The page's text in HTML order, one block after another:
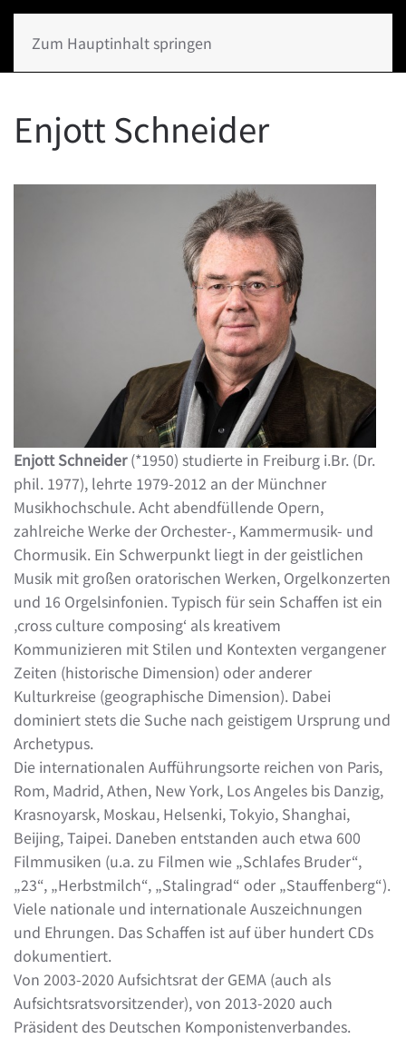
Zum Hauptinhalt springen
Enjott Schneider
Enjott Schneider(*1950) studierte in Freiburg i.Br. (Dr.
phil. 1977), lehrte 1979-2012 an der Münchner
Musikhochschule. Acht abendfüllende Opern,
zahlreiche Werke der Orchester-, Kammermusik- und
Chormusik. Ein Schwerpunkt liegt in der geistlichen
Musik mit großen oratorischen Werken, Orgelkonzerten
und 16 Orgelsinfonien. Typisch für sein Schaffen ist ein
‚cross culture composing‘ als kreativem
Kommunizieren mit Stilen und Kontexten vergangener
Zeiten (historische Dimension) oder anderer
Kulturkreise (geographische Dimension). Dabei
dominiert stets die Suche nach geistigem Ursprung und
Archetypus.
Die internationalen Aufführungsorte reichen von Paris,
Rom, Madrid, Athen, New York, Los Angeles bis Danzig,
Krasnoyarsk, Moskau, Helsenki, Tokyio, Shanghai,
Beijing, Taipei. Daneben entstanden auch etwa 600
Filmmusiken (u.a. zu Filmen wie „Schlafes Bruder“,
„23“, „Herbstmilch“, „Stalingrad“ oder „Stauffenberg“).
Viele nationale und internationale Auszeichnungen
und Ehrungen. Das Schaffen ist auf über hundert CDs
dokumentiert.
Von 2003-2020 Aufsichtsrat der GEMA (auch als
Aufsichtsratsvorsitzender), von 2013-2020 auch
Präsident des Deutschen Komponistenverbandes.